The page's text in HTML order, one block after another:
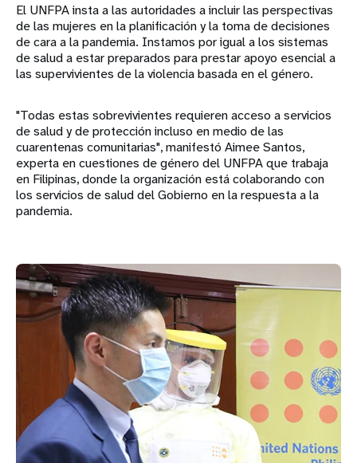
El UNFPA insta a las autoridades a incluir las perspectivas
de las mujeres en la planificación y la toma de decisiones
de cara a la pandemia. Instamos por igual a los sistemas
de salud a estar preparados para prestar apoyo esencial a
las supervivientes de la violencia basada en el género.
"Todas estas sobrevivientes requieren acceso a servicios
de salud y de protección incluso en medio de las
cuarentenas comunitarias", manifestó Aimee Santos,
experta en cuestiones de género del UNFPA que trabaja
en Filipinas, donde la organización está colaborando con
los servicios de salud del Gobierno en la respuesta a la
pandemia.